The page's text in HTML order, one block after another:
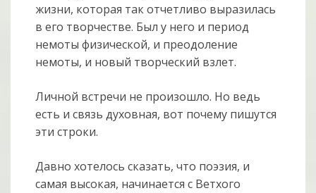
жизни, которая так отчетливо выразилась
в его творчестве. Был у него и период
немоты физической, и преодоление
немоты, и новый творческий взлет.
Личной встречи не произошло. Но ведь
есть и связь духовная, вот почему пишутся
эти строки.
Давно хотелось сказать, что поэзия, и
самая высокая, начинается с Ветхого